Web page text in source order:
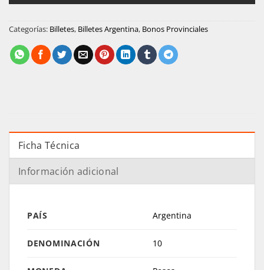
Categorías: Billetes, Billetes Argentina, Bonos Provinciales
Ficha Técnica
Información adicional
PAÍS Argentina
DENOMINACIÓN 10